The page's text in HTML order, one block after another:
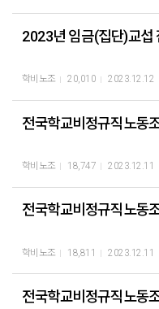
2023년 임금(집단)교섭
학비노조 20,010 2023.12.12
전국학교비정규직노동조합
학비노조 18,747 2023.12.11
전국학교비정규직노동조합 제
학비노조 18,811 2023.12.11
전국학교비정규직노동조합 제